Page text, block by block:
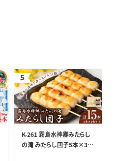
K-261 霧島水神卿みたらし
の滝 みたらし団子5本×3セ